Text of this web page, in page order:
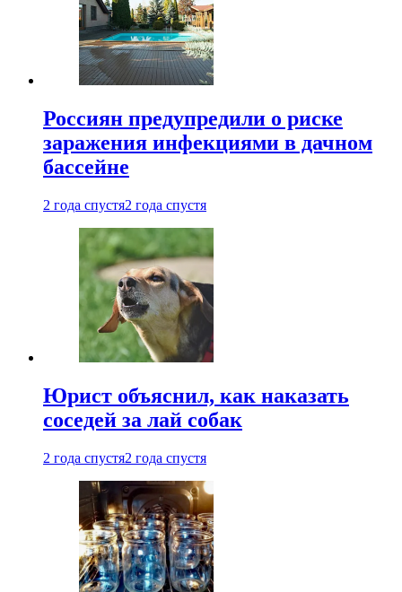
Россиян предупредили о риске
заражения инфекциями в дачном
бассейне
2 года спустя2 года спустя
Юрист объяснил, как наказать
соседей за лай собак
2 года спустя2 года спустя